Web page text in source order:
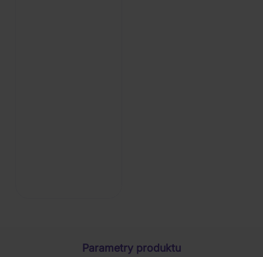
Parametry produktu